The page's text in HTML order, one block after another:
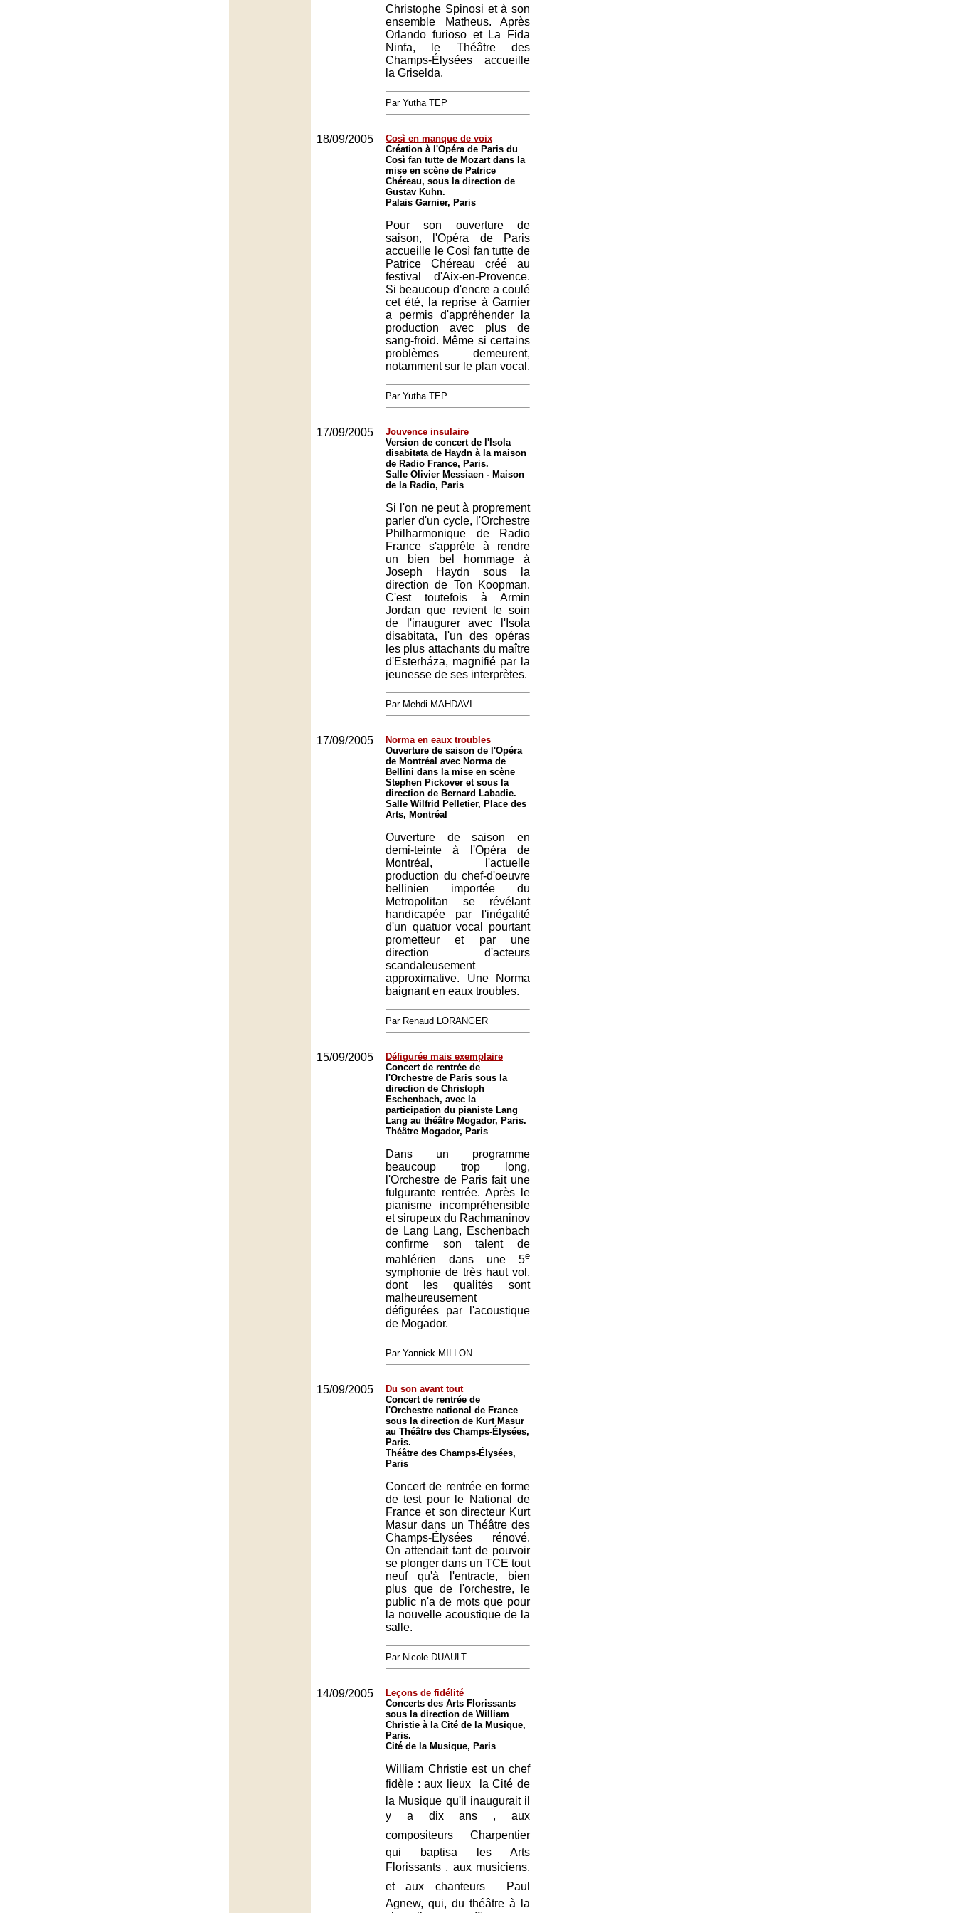
Christophe Spinosi et à son
ensemble Matheus. Après
Orlando furioso et La Fida
Ninfa, le Théâtre des
Champs-Élysées accueille
la Griselda.
Par Yutha TEP
18/09/2005
Così en manque de voix
Création à l'Opéra de Paris du
Così fan tutte de Mozart dans la
mise en scène de Patrice
Chéreau, sous la direction de
Gustav Kuhn.
Palais Garnier, Paris
Pour son ouverture de
saison, l'Opéra de Paris
accueille le Così fan tutte de
Patrice Chéreau créé au
festival d'Aix-en-Provence.
Si beaucoup d'encre a coulé
cet été, la reprise à Garnier
a permis d'appréhender la
production avec plus de
sang-froid. Même si certains
problèmes demeurent,
notamment sur le plan vocal.
Par Yutha TEP
17/09/2005
Jouvence insulaire
Version de concert de l'Isola
disabitata de Haydn à la maison
de Radio France, Paris.
Salle Olivier Messiaen - Maison
de la Radio, Paris
Si l'on ne peut à proprement
parler d'un cycle, l'Orchestre
Philharmonique de Radio
France s'apprête à rendre
un bien bel hommage à
Joseph Haydn sous la
direction de Ton Koopman.
C'est toutefois à Armin
Jordan que revient le soin
de l'inaugurer avec l'Isola
disabitata, l'un des opéras
les plus attachants du maître
d'Esterháza, magnifié par la
jeunesse de ses interprètes.
Par Mehdi MAHDAVI
17/09/2005
Norma en eaux troubles
Ouverture de saison de l'Opéra
de Montréal avec Norma de
Bellini dans la mise en scène
Stephen Pickover et sous la
direction de Bernard Labadie.
Salle Wilfrid Pelletier, Place des
Arts, Montréal
Ouverture de saison en
demi-teinte à l'Opéra de
Montréal, l'actuelle
production du chef-d'oeuvre
bellinien importée du
Metropolitan se révélant
handicapée par l'inégalité
d'un quatuor vocal pourtant
prometteur et par une
direction d'acteurs
scandaleusement
approximative. Une Norma
baignant en eaux troubles.
Par Renaud LORANGER
15/09/2005
Défigurée mais exemplaire
Concert de rentrée de
l'Orchestre de Paris sous la
direction de Christoph
Eschenbach, avec la
participation du pianiste Lang
Lang au théâtre Mogador, Paris.
Théâtre Mogador, Paris
Dans un programme
beaucoup trop long,
l'Orchestre de Paris fait une
fulgurante rentrée. Après le
pianisme incompréhensible
et sirupeux du Rachmaninov
de Lang Lang, Eschenbach
confirme son talent de
mahlérien dans une 5e
symphonie de très haut vol,
dont les qualités sont
malheureusement
défigurées par l'acoustique
de Mogador.
Par Yannick MILLON
15/09/2005
Du son avant tout
Concert de rentrée de
l'Orchestre national de France
sous la direction de Kurt Masur
au Théâtre des Champs-Élysées,
Paris.
Théâtre des Champs-Élysées,
Paris
Concert de rentrée en forme
de test pour le National de
France et son directeur Kurt
Masur dans un Théâtre des
Champs-Élysées rénové.
On attendait tant de pouvoir
se plonger dans un TCE tout
neuf qu'à l'entracte, bien
plus que de l'orchestre, le
public n'a de mots que pour
la nouvelle acoustique de la
salle.
Par Nicole DUAULT
14/09/2005
Leçons de fidélité
Concerts des Arts Florissants
sous la direction de William
Christie à la Cité de la Musique,
Paris.
Cité de la Musique, Paris
William Christie est un chef
fidèle : aux lieux  la Cité de
la Musique qu'il inaugurait il
y a dix ans , aux
compositeurs  Charpentier
qui baptisa les Arts
Florissants , aux musiciens,
et aux chanteurs  Paul
Agnew, qui, du théâtre à la